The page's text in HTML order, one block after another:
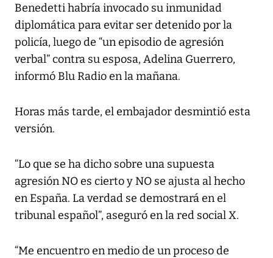
Benedetti habría invocado su inmunidad
diplomática para evitar ser detenido por la
policía, luego de “un episodio de agresión
verbal” contra su esposa, Adelina Guerrero,
informó Blu Radio en la mañana.
Horas más tarde, el embajador desmintió esta
versión.
“Lo que se ha dicho sobre una supuesta
agresión NO es cierto y NO se ajusta al hecho
en España. La verdad se demostrará en el
tribunal español”, aseguró en la red social X.
“Me encuentro en medio de un proceso de